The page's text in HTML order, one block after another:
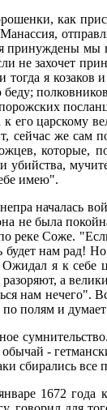
как
Манассия,
принуждены мы
не захочет
я
беду;
его царскому
сейчас же сам
которые,
убийства,
имею".
началась
не была
Соже. "Если
нам рад!
я к себе
а
нам нечего".
полям и
обычай -
сбирались все
1672 года